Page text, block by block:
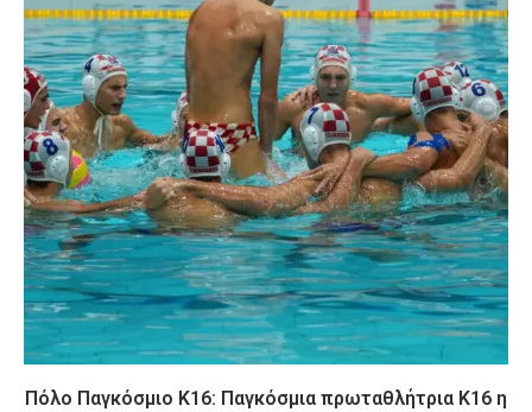
Πόλο Παγκόσμιο Κ16: Παγκόσμια πρωταθλήτρια Κ16 η